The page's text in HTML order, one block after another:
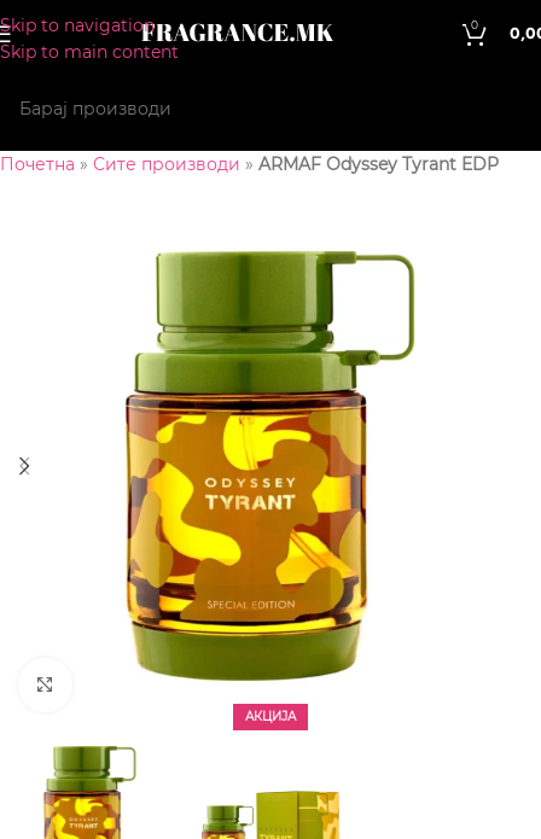
Skip to navigation
Skip to main content
0
Почетна » Сите производи » ARMAF Odyssey Tyrant EDP
АКЦИЈА
CLICK TO ENLARGE